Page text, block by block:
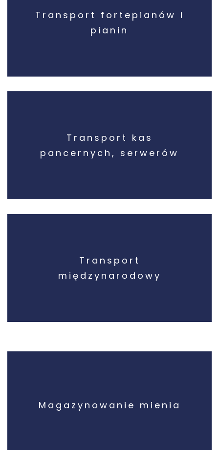
Transport fortepianów i
pianin
Transport kas
pancernych, serwerów
Transport
międzynarodowy
Magazynowanie mienia